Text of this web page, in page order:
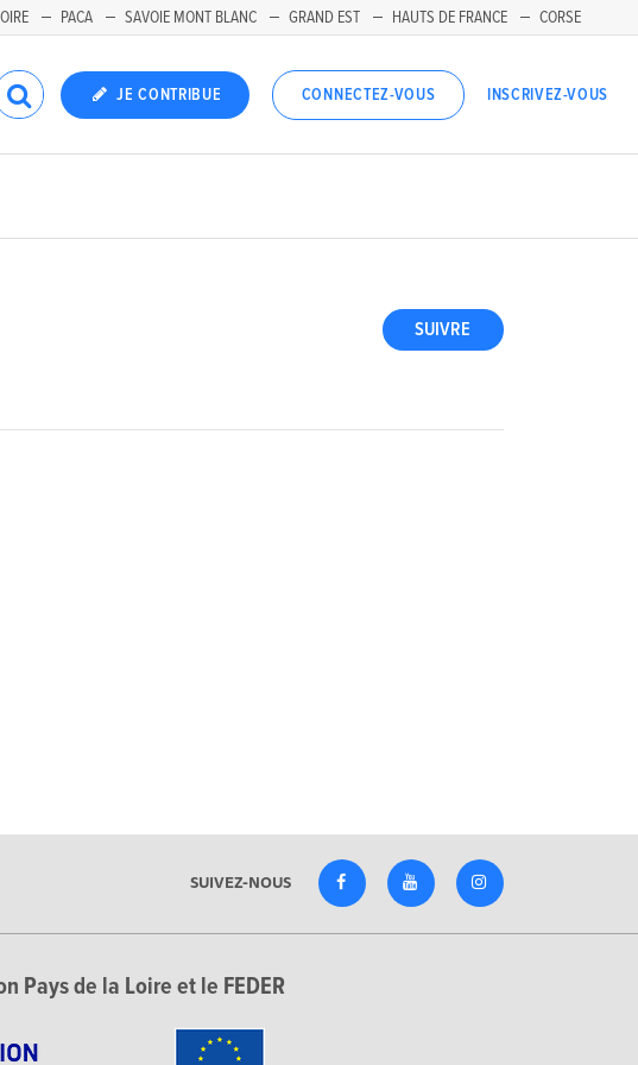
PACA SAVOIE MONT BLANC GRAND EST HAUTS DE FRANCE CORSE
JE CONTRIBUE CONNECTEZ-VOUS INSCRIVEZ-VOUS
SUIVRE
SUIVEZ-NOUS
Pays de la Loire et le FEDER